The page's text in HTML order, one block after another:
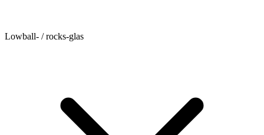
Lowball- / rocks-glas